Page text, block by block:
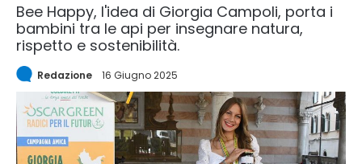
Bee Happy, l'idea di Giorgia Campoli, porta i
bambini tra le api per insegnare natura,
rispetto e sostenibilità.
Redazione 16 Giugno 2025